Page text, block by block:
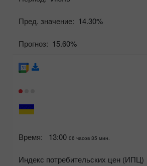
Пред. значение: 14.30%
Прогноз: 15.60%
Время: 13:00 06 часов 35 мин.
Индекс потребительских цен (ИПЦ)